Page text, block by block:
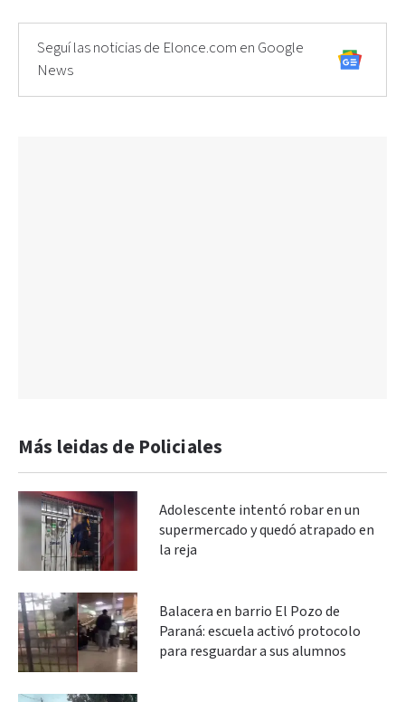
Seguí las noticias de Elonce.com en Google
News
Más leidas de Policiales
Adolescente intentó robar en un
supermercado y quedó atrapado en
la reja
Balacera en barrio El Pozo de
Paraná: escuela activó protocolo
para resguardar a sus alumnos